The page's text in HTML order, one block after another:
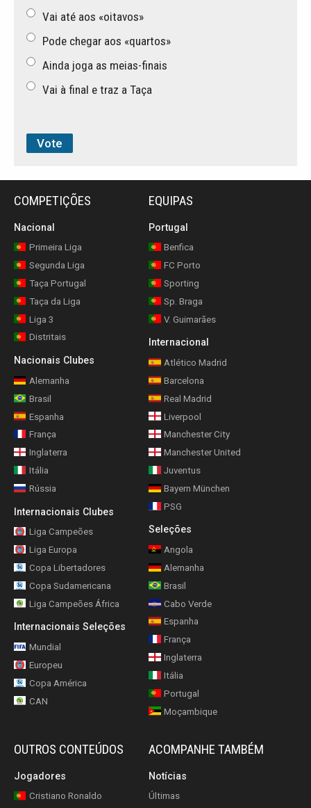
Vai até aos «oitavos»
Pode chegar aos «quartos»
Ainda joga as meias-finais
Vai à final e traz a Taça
COMPETIÇÕES
Nacional
Primeira Liga
Segunda Liga
Taça Portugal
Taça da Liga
Liga 3
Distritais
Nacionais Clubes
Alemanha
Brasil
Espanha
França
Inglaterra
Itália
Rússia
Internacionais Clubes
Liga Campeões
Liga Europa
Copa Libertadores
Copa Sudamericana
Liga Campeões África
Internacionais Seleções
Mundial
Europeu
Copa América
CAN
EQUIPAS
Portugal
Benfica
FC Porto
Sporting
Sp. Braga
V. Guimarães
Internacional
Atlético Madrid
Barcelona
Real Madrid
Liverpool
Manchester City
Manchester United
Juventus
Bayern München
PSG
Seleções
Angola
Alemanha
Brasil
Cabo Verde
Espanha
França
Inglaterra
Itália
Portugal
Moçambique
OUTROS CONTEÚDOS
Jogadores
Cristiano Ronaldo
ACOMPANHE TAMBÉM
Notícias
Últimas